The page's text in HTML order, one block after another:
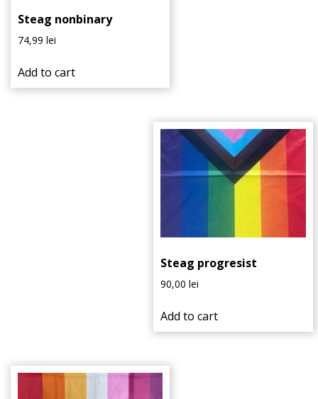
Steag nonbinary
74,99 lei
Add to cart
Steag progresist
90,00lei
Add to cart